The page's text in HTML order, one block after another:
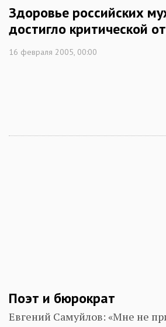
Здоровье российских
достигло критической
16 февраля 2005, 00:00
Поэт и бюрократ
Евгений Самуйлов: «Мне не